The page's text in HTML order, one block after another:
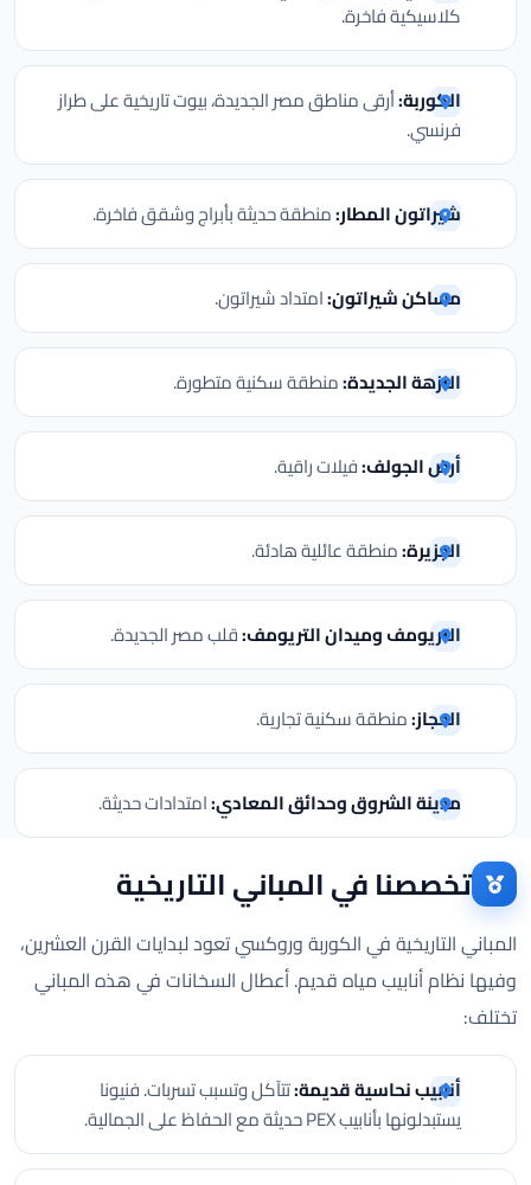
كلاسيكية فاخرة.
الكوربة:أرقى مناطق مصر الجديدة، بيوت تاريخية على طراز
فرنسي.
شيراتون المطار:منطقة حديثة بأبراج وشقق فاخرة.
مساكن شيراتون:امتداد شيراتون.
النزهة الجديدة:منطقة سكنية متطورة.
أرض الجولف:فيلات راقية.
الجزيرة:منطقة عائلية هادئة.
التريومف وميدان التريومف:قلب مصر الجديدة.
الحجاز:منطقة سكنية تجارية.
مدينة الشروق وحدائق المعادي:امتدادات حديثة.
تخصصنا في المباني التاريخية
المباني التاريخية في الكوربة وروكسي تعود لبدايات القرن العشرين،
وفيها نظام أنابيب مياه قديم. أعطال السخانات في هذه المباني
تختلف:
أنابيب نحاسية قديمة:تتآكل وتسبب تسربات. فنيونا
يستبدلونها بأنابيب PEX حديثة مع الحفاظ على الجمالية.